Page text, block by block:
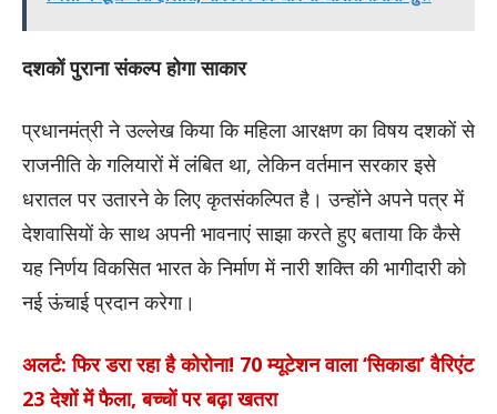
दशकों पुराना संकल्प होगा साकार
प्रधानमंत्री ने उल्लेख किया कि महिला आरक्षण का विषय दशकों से
राजनीति के गलियारों में लंबित था, लेकिन वर्तमान सरकार इसे
धरातल पर उतारने के लिए कृतसंकल्पित है। उन्होंने अपने पत्र में
देशवासियों के साथ अपनी भावनाएं साझा करते हुए बताया कि कैसे
यह निर्णय विकसित भारत के निर्माण में नारी शक्ति की भागीदारी को
नई ऊंचाई प्रदान करेगा।
अलर्ट: फिर डरा रहा है कोरोना! 70 म्यूटेशन वाला ‘सिकाडा’ वैरिएंट
23 देशों में फैला, बच्चों पर बढ़ा खतरा